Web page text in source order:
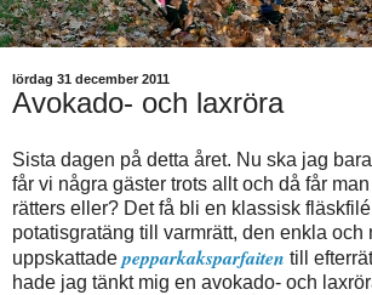
lördag 31 december 2011
Avokado- och laxröra
Sista dagen på detta året. Nu ska jag bara
får vi några gäster trots allt och då får
rätters eller? Det få bli en klassisk
potatisgratäng till varmrätt, den enkla och
uppskattadepepparkaksparfaiten till
hade jag tänkt mig en avokado- och